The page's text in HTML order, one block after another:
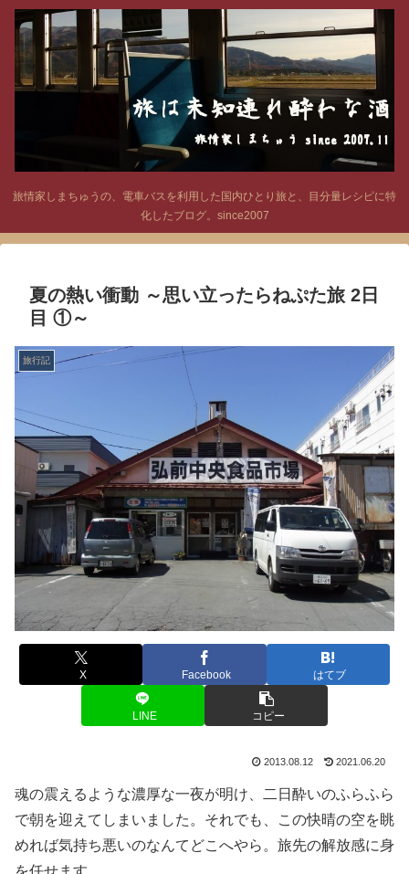
旅情家しまちゅうの、電車バスを利用した国内ひとり旅と、目分量レシピに特
化したブログ。since2007
夏の熱い衝動 ～思い立ったらねぷた旅 2日
目 ①～
旅行記
X Facebook はてブ
LINE コピー
2013.08.12 2021.06.20
魂の震えるような濃厚な一夜が明け、二日酔いのふらふら
で朝を迎えてしまいました。それでも、この快晴の空を眺
めれば気持ち悪いのなんてどこへやら。旅先の解放感に身
を任せます。